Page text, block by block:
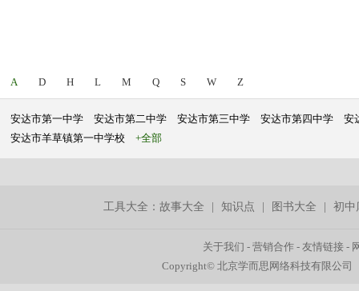
A D H L M Q S W Z
安达市第一中学 安达市第二中学 安达市第三中学 安达市第四中学
安
安达市羊草镇第一中学校
+全部
工具大全：故事大全 |知识点 图书大全 |初中
关于我们 -营销合作 -友情链接 -
Copyright© 北京学而思网络科技有限公司